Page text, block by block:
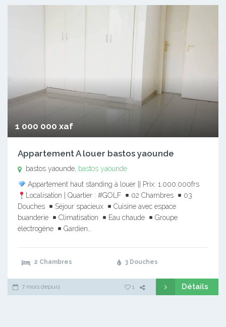
1 000 000 xaf
Appartement A louer bastos yaounde
bastos yaounde, bastos yaounde
Appartement haut standing à louer || Prix: 1.000.000frs
Localisation | Quartier : #GOLF
02 Chambres
03
Douches
Séjour spacieux
Cuisine avec espace
buanderie
Climatisation Eau chaude
Groupe
électrogène
Gardien…
2 Chambres 3 Douches
7 mois depuis 1 Détails